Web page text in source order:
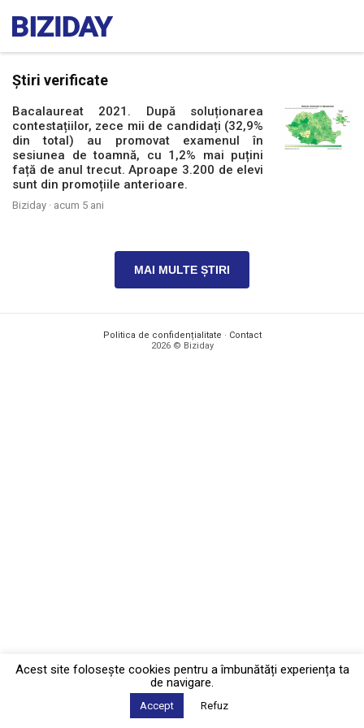
Știri verificate
Bacalaureat 2021. După soluționarea
contestațiilor, zece mii de candidați (32,9%
din total) au promovat examenul în
sesiunea de toamnă, cu 1,2% mai puțini
față de anul trecut. Aproape 3.200 de elevi
sunt din promoțiile anterioare.
Biziday · acum 5 ani
MAI MULTE ȘTIRI
Politica de confidențialitate · Contact
2026 © Biziday
Acest site foloseşte cookies pentru a îmbunătăți experiența ta
de navigare.
Accept Refuz